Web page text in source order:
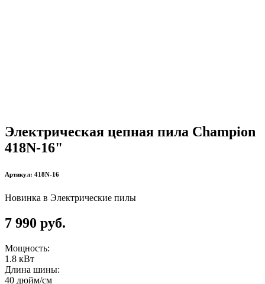
Электрическая цепная пила Champion
418N-16"
Артикул: 418N-16
Новинка в Электрические пилы
7 990 руб.
Мощность:
1.8 кВт
Длина шины:
40 дюйм/см